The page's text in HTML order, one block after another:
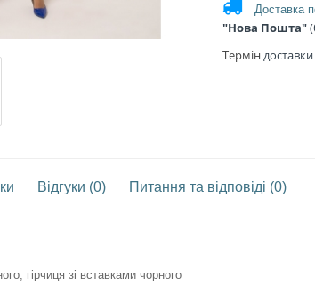
Доставка
"Нова Пошта"
Термін
Відгуки (0) Питання та відповіді (0)
гірчиця зі вставками чорного